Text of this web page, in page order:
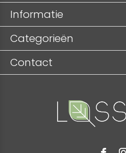
Informatie
Categorieën
Contact